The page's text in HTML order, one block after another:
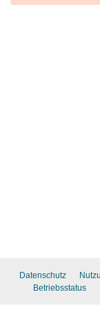
Datenschutz
Betriebsstatus